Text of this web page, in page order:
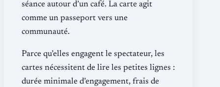
séance autour d’un café. La carte agit
comme un passeport vers une
communauté.
Parce qu’elles engagent le spectateur, les
cartes nécessitent de lire les petites lignes :
durée minimale d’engagement, frais de